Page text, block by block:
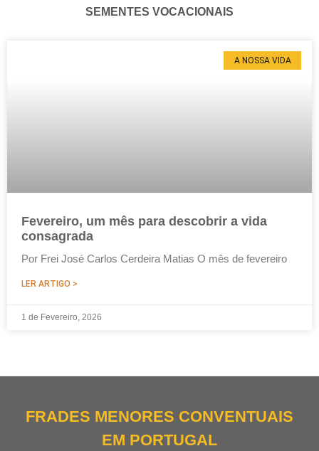
SEMENTES VOCACIONAIS
A NOSSA VIDA
Fevereiro, um mês para descobrir a vida
consagrada
Por Frei José Carlos Cerdeira Matias O mês de fevereiro
LER ARTIGO >
1 de Fevereiro, 2026
FRADES MENORES CONVENTUAIS
EM PORTUGAL